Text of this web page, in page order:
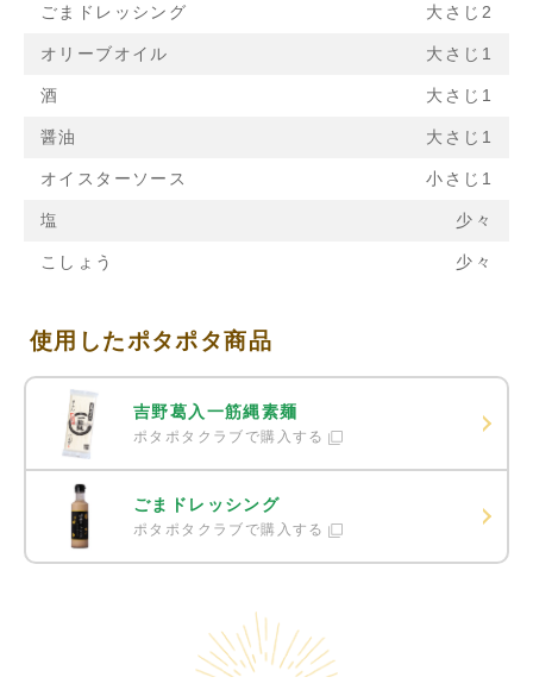
ごまドレッシング 大さじ2
オリーブオイル 大さじ1
酒 大さじ1
醤油 大さじ1
オイスターソース 小さじ1
塩 少々
こしょう 少々
使用したポタポタ商品
吉野葛入一筋縄素麺
ポタポタクラブで購入する
ごまドレッシング
ポタポタクラブで購入する